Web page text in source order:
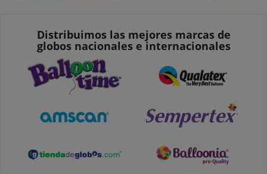
Distribuimos las mejores marcas de
globos nacionales e internacionales